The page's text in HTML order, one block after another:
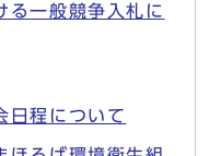
る一般競争入札に
日程について